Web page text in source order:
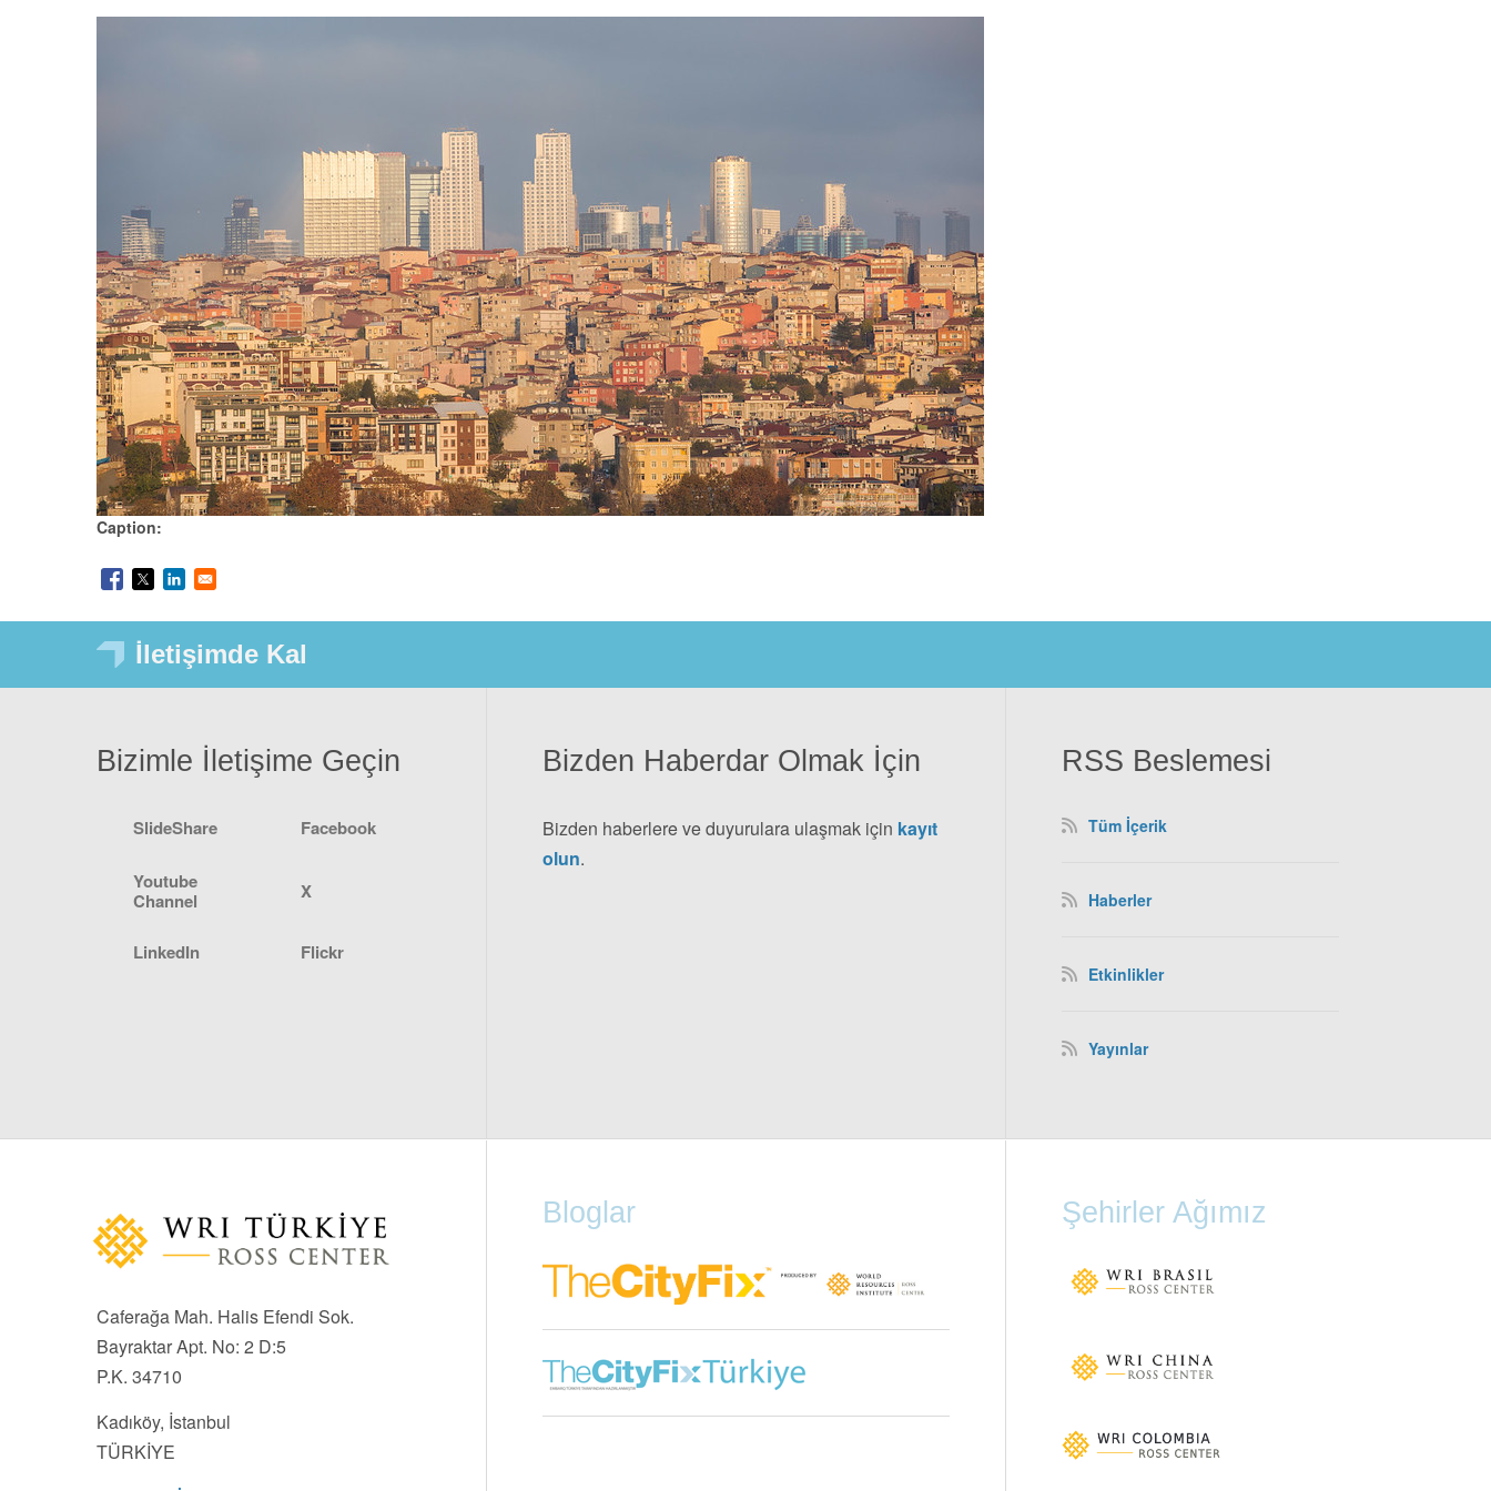
Caption
İletişimde Kal
RSS Beslemesi
Tüm İçerik
Haberler
Etkinlikler
Yayınlar
Bizden Haberdar Olmak İçin
Bizden haberlere ve duyurulara ulaşmak için kayıt
olun.
Bizimle İletişime Geçin
SlideShare Facebook
Youtube
Channel
X
LinkedIn Flickr
Bloglar Şehirler Ağımız
Caferağa Mah. Halis Efendi Sok.
Bayraktar Apt. No: 2 D:5
P.K. 34710
Kadıköy, İstanbul
TÜRKİYE